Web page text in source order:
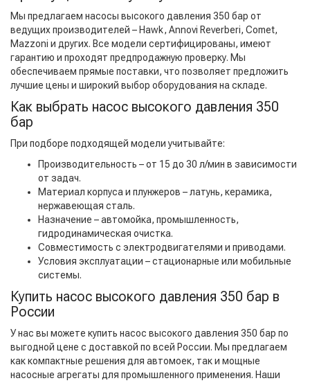
Мы предлагаем насосы высокого давления 350 бар от
ведущих производителей – Hawk, Annovi Reverberi, Comet,
Mazzoni и других. Все модели сертифицированы, имеют
гарантию и проходят предпродажную проверку. Мы
обеспечиваем прямые поставки, что позволяет предложить
лучшие цены и широкий выбор оборудования на складе.
Как выбрать насос высокого давления 350
бар
При подборе подходящей модели учитывайте:
Производительность – от 15 до 30 л/мин в зависимости
от задач.
Материал корпуса и плунжеров – латунь, керамика,
нержавеющая сталь.
Назначение – автомойка, промышленность,
гидродинамическая очистка.
Совместимость с электродвигателями и приводами.
Условия эксплуатации – стационарные или мобильные
системы.
Купить насос высокого давления 350 бар в
России
У нас вы можете купить насос высокого давления 350 бар по
выгодной цене с доставкой по всей России. Мы предлагаем
как компактные решения для автомоек, так и мощные
насосные агрегаты для промышленного применения. Наши